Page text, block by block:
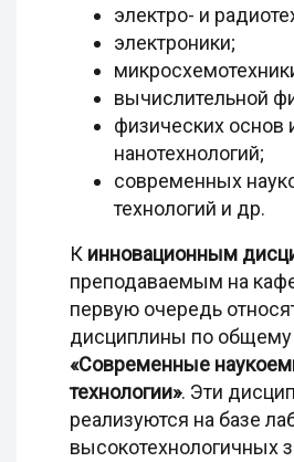
электро- и
электроники;
вычислительной
физических основ
нанотехнологий;
современных
технологий и др.
К инновационным
преподаваемым на
первую очередь
дисциплины по
«Современные
технологии». Эти
реализуются на базе
высокотехнологичных